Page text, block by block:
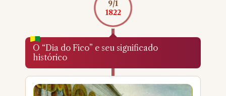
O “Dia do Fico” e seu significado
histórico
9/1
1822